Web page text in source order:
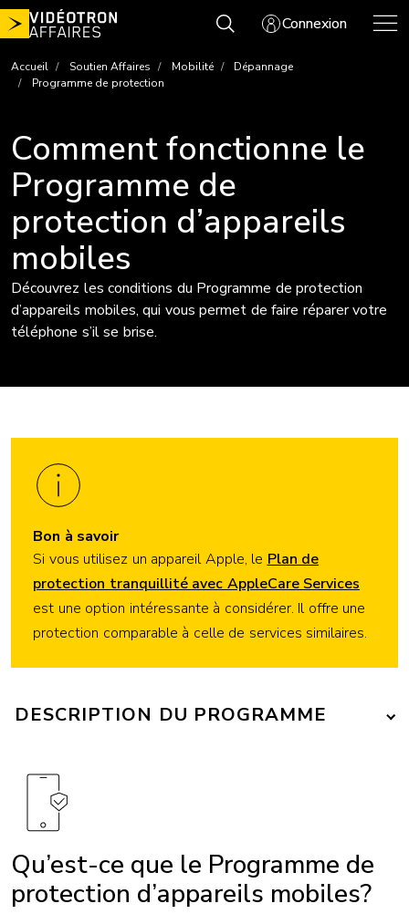
Aller
au
Connexion
Accueil Soutien Affaires Mobilité
Dépannage
Programme de protection
Comment fonctionne le
Programme de
protection d’appareils
mobiles
Découvrez les conditions du Programme de protection
d’appareils mobiles, qui vous permet de faire réparer votre
téléphone s’il se brise.
Bon à savoir
Si vous utilisez un appareil Apple, le Plan de
protection tranquillité avec AppleCare Services
est une option intéressante à considérer. Il offre une
protection comparable à celle de services similaires.
DESCRIPTION DU PROGRAMME
Qu’est-ce que le Programme de
protection d’appareils mobiles?